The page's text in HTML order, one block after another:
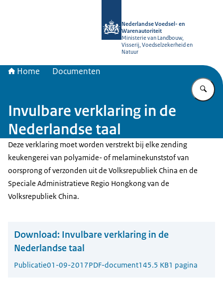
Nederlandse Voedsel- en
Warenautoriteit
Ministerie van Landbouw,
Visserij, Voedselzekerheid en
Natuur
Home Documenten
Invulbare verklaring in de
Nederlandse taal
Deze verklaring moet worden verstrekt bij elke zending
keukengerei van polyamide- of melaminekunststof van
oorsprong of verzonden uit de Volksrepubliek China en de
Speciale Administratieve Regio Hongkong van de
Volksrepubliek China.
Download: Invulbare verklaring in de
Nederlandse taal
Publicatie01-09-2017PDF-document145.5 KB1 pagina